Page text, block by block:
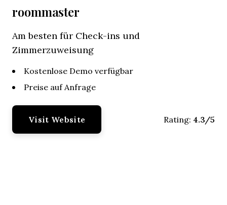
roommaster
Am besten für Check-ins und
Zimmerzuweisung
Kostenlose Demo verfügbar
Preise auf Anfrage
Visit Website Rating: 4.3/5